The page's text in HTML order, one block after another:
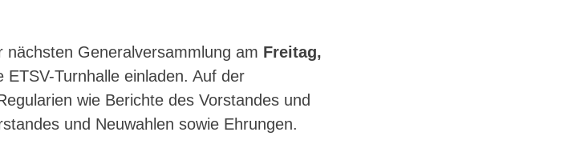
Generalversammlung am Freitag,
ETSV-Turnhalle einladen. Auf der
wie Berichte des Vorstandes und
und Neuwahlen sowie Ehrungen.